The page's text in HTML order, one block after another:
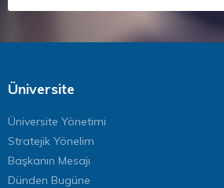
Üniversite
Üniversite Yönetimi
Stratejik Yönelim
Başkanın Mesajı
Dünden Bugüne